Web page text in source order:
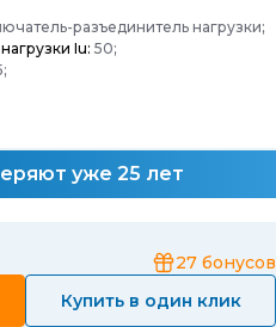
разъединитель нагрузки;
Iu: 50;
уже 25 лет
27 бонусов
Купить в один клик